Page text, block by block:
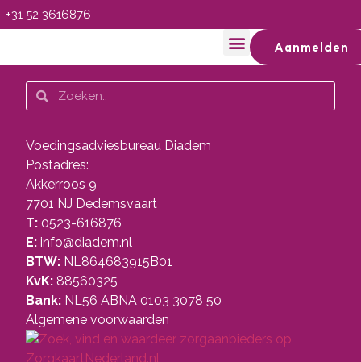
+31 52 3616876
Aanmelden
Voedingsadviesbureau Diadem
Postadres:
Akkerroos 9
7701 NJ Dedemsvaart
T: 0523-616876
E: info@diadem.nl
BTW: NL864683915B01
KvK: 88560325
Bank: NL56 ABNA 0103 3078 50
Algemene voorwaarden